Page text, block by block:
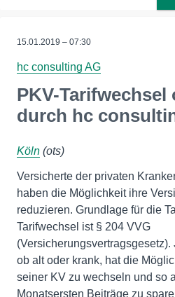
15.01.2019 – 07:30
hc consulting AG
PKV-Tarifwechsel
durch hc
Köln (ots)
Versicherte der privaten
haben die Möglichkeit ihre
reduzieren. Grundlage für die
Tarifwechsel ist § 204 VVG
(Versicherungsvertragsgesetz).
ob alt oder krank, hat die
seiner KV zu wechseln und so
Monatsersten Beiträge zu